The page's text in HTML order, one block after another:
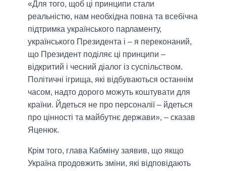
«Для того, щоб ці принципи стали
реальністю, нам необхідна повна та всебічна
підтримка українського парламенту,
українського Президента і – я переконаний,
що Президент поділяє ці принципи –
відкритий і чесний діалог із суспільством.
Політичні ігрища, які відбуваються останнім
часом, надто дорого можуть коштувати для
країни. Йдеться не про персоналії – йдеться
про цінності та майбутнє держави», – сказав
Яценюк.
Крім того, глава Кабміну заявив, що якщо
Україна продовжить зміни, які відповідають